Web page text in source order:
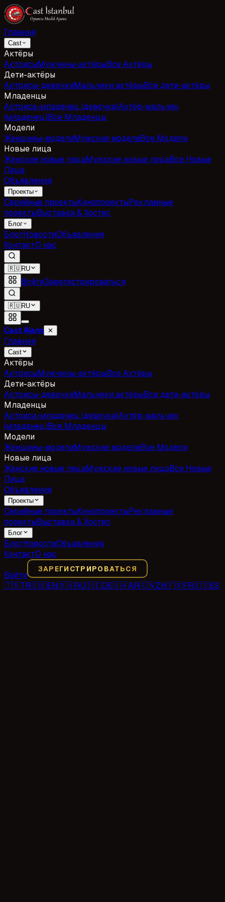
Главная
Cast
Актёры
АктрисыМужчины-актёрыВсе Актёры
Дети-актёры
Актрисы-девочкиМальчики актёрыВсе дети-актёры
Младенцы
Актриса-младенец (девочка)Актёр-мальчик
(младенец)Все Младенцы
Модели
Женщины-моделиМужские моделиВсе Модели
Новые лица
Женские новые лицаМужские новые лицаВсе Новые
Лица
Объявления
Проекты
Серийные проектыКинопроектыРекламные
проектыВыставка & Хостес
Блог
БлогНовостиОбъявления
КонтактО нас
🇷🇺RU
ВойтиЗарегистрироваться
🇷🇺RU
Cast Ajans ✕
Главная
Cast
Актёры
АктрисыМужчины-актёрыВсе Актёры
Дети-актёры
Актрисы-девочкиМальчики актёрыВсе дети-актёры
Младенцы
Актриса-младенец (девочка)Актёр-мальчик
(младенец)Все Младенцы
Модели
Женщины-моделиМужские моделиВсе Модели
Новые лица
Женские новые лицаМужские новые лицаВсе Новые
Лица
Объявления
Проекты
Серийные проектыКинопроектыРекламные
проектыВыставка & Хостес
Блог
БлогНовостиОбъявления
КонтактО нас
Войти
ЗАРЕГИСТРИРОВАТЬСЯ
🇹🇷TR🇬🇧EN🇷🇺RU🇩🇪DE🇸🇦AR🇨🇳ZH🇫🇷FR🇪🇸ES